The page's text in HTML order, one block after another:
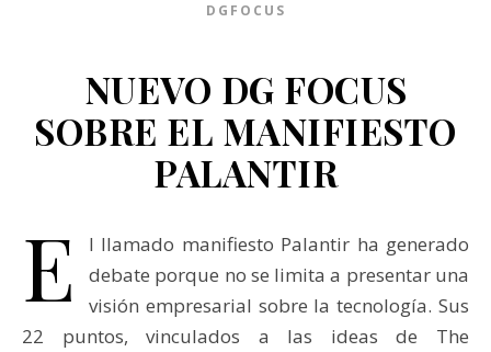
DGFOCUS
NUEVO DG FOCUS
SOBRE EL MANIFIESTO
PALANTIR
E
l llamado manifiesto Palantir ha generado
debate porque no se limita a presentar una
visión empresarial sobre la tecnología. Sus
22 puntos, vinculados a las ideas de The